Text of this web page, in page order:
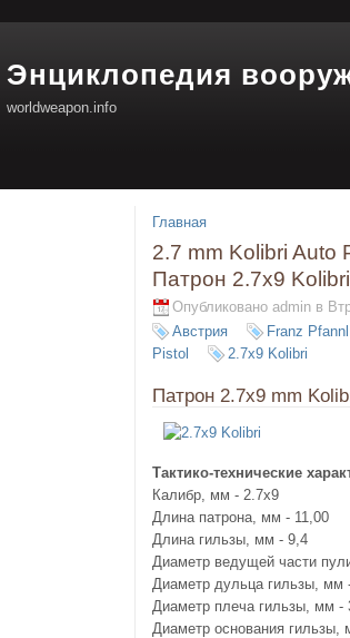
Энциклопедия
worldweapon.info
Главная
2.7 mm Kolibri Auto
Патрон 2.7x9 Kolibri
Опубликовано admin в
Австрия
Franz Pfannl
Pistol
2.7x9 Kolibri
Патрон 2.7x9 mm
Тактико-технические
Калибр, мм - 2.7x9
Длина патрона, мм - 11,00
Длина гильзы, мм - 9,4
Диаметр ведущей части
Диаметр дульца гильзы, мм
Диаметр плеча гильзы, мм -
Диаметр основания гильзы,